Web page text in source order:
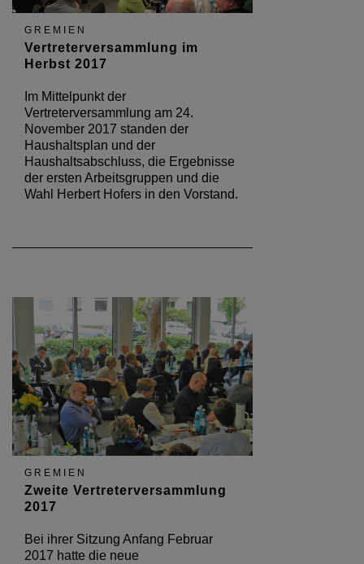
GREMIEN
Vertreterversammlung im
Herbst 2017
Im Mittelpunkt der
Vertreterversammlung am 24.
November 2017 standen der
Haushaltsplan und der
Haushaltsabschluss, die Ergebnisse
der ersten Arbeitsgruppen und die
Wahl Herbert Hofers in den Vorstand.
GREMIEN
Zweite Vertreterversammlung
2017
Bei ihrer Sitzung Anfang Februar
2017 hatte die neue